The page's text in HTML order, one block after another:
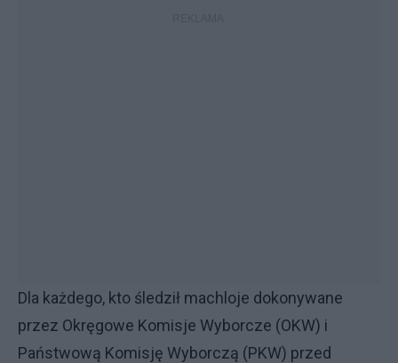
Dla każdego, kto śledził machloje dokonywane
przez Okręgowe Komisje Wyborcze (OKW) i
Państwową Komisję Wyborczą (PKW) przed